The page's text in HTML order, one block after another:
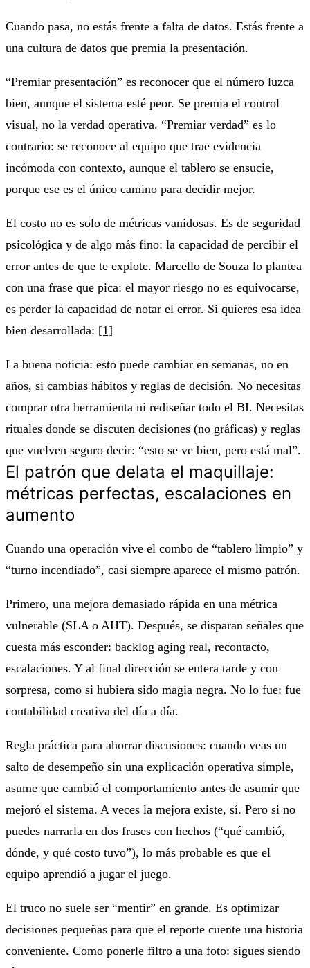
Cuando pasa, no estás frente a falta de datos. Estás frente a
una cultura de datos que premia la presentación.
“Premiar presentación” es reconocer que el número luzca
bien, aunque el sistema esté peor. Se premia el control
visual, no la verdad operativa. “Premiar verdad” es lo
contrario: se reconoce al equipo que trae evidencia
incómoda con contexto, aunque el tablero se ensucie,
porque ese es el único camino para decidir mejor.
El costo no es solo de métricas vanidosas. Es de seguridad
psicológica y de algo más fino: la capacidad de percibir el
error antes de que te explote. Marcello de Souza lo plantea
con una frase que pica: el mayor riesgo no es equivocarse,
es perder la capacidad de notar el error. Si quieres esa idea
bien desarrollada: [1]
La buena noticia: esto puede cambiar en semanas, no en
años, si cambias hábitos y reglas de decisión. No necesitas
comprar otra herramienta ni rediseñar todo el BI. Necesitas
rituales donde se discuten decisiones (no gráficas) y reglas
que vuelven seguro decir: “esto se ve bien, pero está mal”.
El patrón que delata el maquillaje:
métricas perfectas, escalaciones en
aumento
Cuando una operación vive el combo de “tablero limpio” y
“turno incendiado”, casi siempre aparece el mismo patrón.
Primero, una mejora demasiado rápida en una métrica
vulnerable (SLA o AHT). Después, se disparan señales que
cuesta más esconder: backlog aging real, recontacto,
escalaciones. Y al final dirección se entera tarde y con
sorpresa, como si hubiera sido magia negra. No lo fue: fue
contabilidad creativa del día a día.
Regla práctica para ahorrar discusiones: cuando veas un
salto de desempeño sin una explicación operativa simple,
asume que cambió el comportamiento antes de asumir que
mejoró el sistema. A veces la mejora existe, sí. Pero si no
puedes narrarla en dos frases con hechos (“qué cambió,
dónde, y qué costo tuvo”), lo más probable es que el
equipo aprendió a jugar el juego.
El truco no suele ser “mentir” en grande. Es optimizar
decisiones pequeñas para que el reporte cuente una historia
conveniente. Como ponerle filtro a una foto: sigues siendo